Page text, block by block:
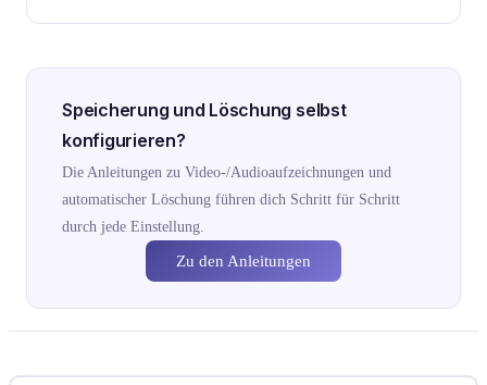
Speicherung und Löschung selbst
konfigurieren?
Die Anleitungen zu Video-/Audioaufzeichnungen und
automatischer Löschung führen dich Schritt für Schritt
durch jede Einstellung.
Zu den Anleitungen